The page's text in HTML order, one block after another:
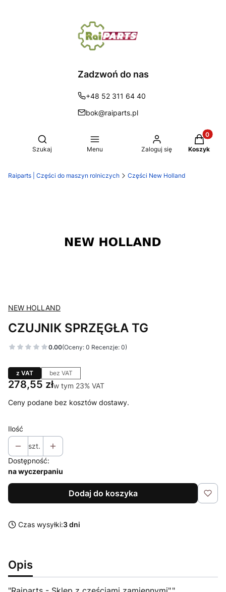
Zadzwoń do nas
+48 52 311 64 40
bok@raiparts.pl
Otwórz wyszukiwarkę
Szukaj Menu Zaloguj się Koszyk
Raiparts | Części do maszyn rolniczych Części New Holland
NEW HOLLAND
CZUJNIK SPRZĘGŁA TG
0.00(Oceny: 0 Recenzje: 0)
z VAT bez VAT
Cena
278,55 złw tym 23% VAT
w tym 23% VAT
Ceny podane bez kosztów dostawy.
Ilość
szt.
Dostępność:
na wyczerpaniu
Dodaj do koszyka
Czas wysyłki:3 dni
Opis